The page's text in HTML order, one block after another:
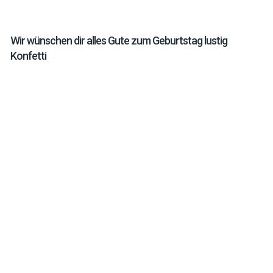
Wir wünschen dir alles Gute zum Geburtstag lustig
Konfetti